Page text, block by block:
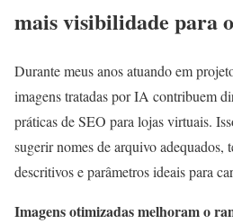
mais visibilidade para
Durante meus anos atuando em
imagens tratadas por IA contribuem
práticas de SEO para lojas virtuais.
sugerir nomes de arquivo adequados,
descritivos e parâmetros ideais para
Imagens otimizadas melhoram o